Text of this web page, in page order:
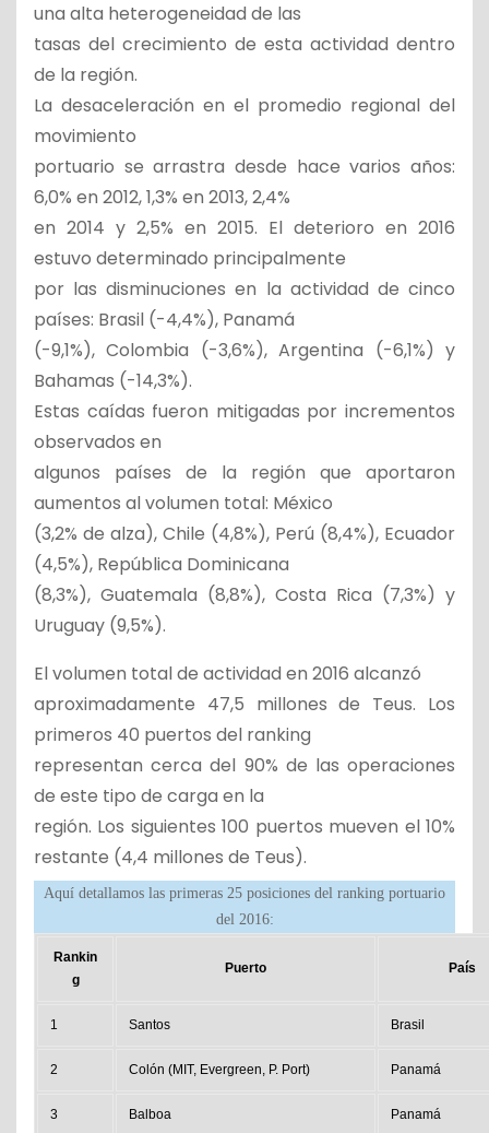
una alta heterogeneidad de las
tasas del crecimiento de esta actividad dentro
de la región.
La desaceleración en el promedio regional del
movimiento
portuario se arrastra desde hace varios años:
6,0% en 2012, 1,3% en 2013, 2,4%
en 2014 y 2,5% en 2015. El deterioro en 2016
estuvo determinado principalmente
por las disminuciones en la actividad de cinco
países: Brasil (-4,4%), Panamá
(-9,1%), Colombia (-3,6%), Argentina (-6,1%) y
Bahamas (-14,3%).
Estas caídas fueron mitigadas por incrementos
observados en
algunos países de la región que aportaron
aumentos al volumen total: México
(3,2% de alza), Chile (4,8%), Perú (8,4%), Ecuador
(4,5%), República Dominicana
(8,3%), Guatemala (8,8%), Costa Rica (7,3%) y
Uruguay (9,5%).
El volumen total de actividad en 2016 alcanzó
aproximadamente 47,5 millones de Teus. Los
primeros 40 puertos del ranking
representan cerca del 90% de las operaciones
de este tipo de carga en la
región. Los siguientes 100 puertos mueven el 10%
restante (4,4 millones de Teus).
Aquí detallamos las primeras 25 posiciones del ranking portuario
del 2016:
Rankin
g
Puerto País
1 Santos Brasil
2 Colón (MIT, Evergreen, P. Port) Panamá
3 Balboa Panamá